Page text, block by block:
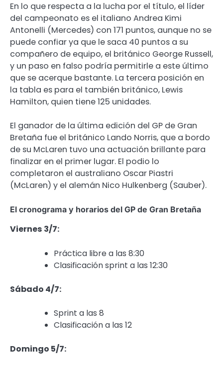
En lo que respecta a la lucha por el título, el líder
del campeonato es el italiano Andrea Kimi
Antonelli (Mercedes) con 171 puntos, aunque no se
puede confiar ya que le saca 40 puntos a su
compañero de equipo, el británico George Russell,
y un paso en falso podría permitirle a este último
que se acerque bastante. La tercera posición en
la tabla es para el también británico, Lewis
Hamilton, quien tiene 125 unidades.
El ganador de la última edición del GP de Gran
Bretaña fue el británico Lando Norris, que a bordo
de su McLaren tuvo una actuación brillante para
finalizar en el primer lugar. El podio lo
completaron el australiano Oscar Piastri
(McLaren) y el alemán Nico Hulkenberg (Sauber).
El cronograma y horarios del GP de Gran Bretaña
Viernes 3/7:
Práctica libre a las 8:30
Clasificación sprint a las 12:30
Sábado 4/7:
Sprint a las 8
Clasificación a las 12
Domingo 5/7: